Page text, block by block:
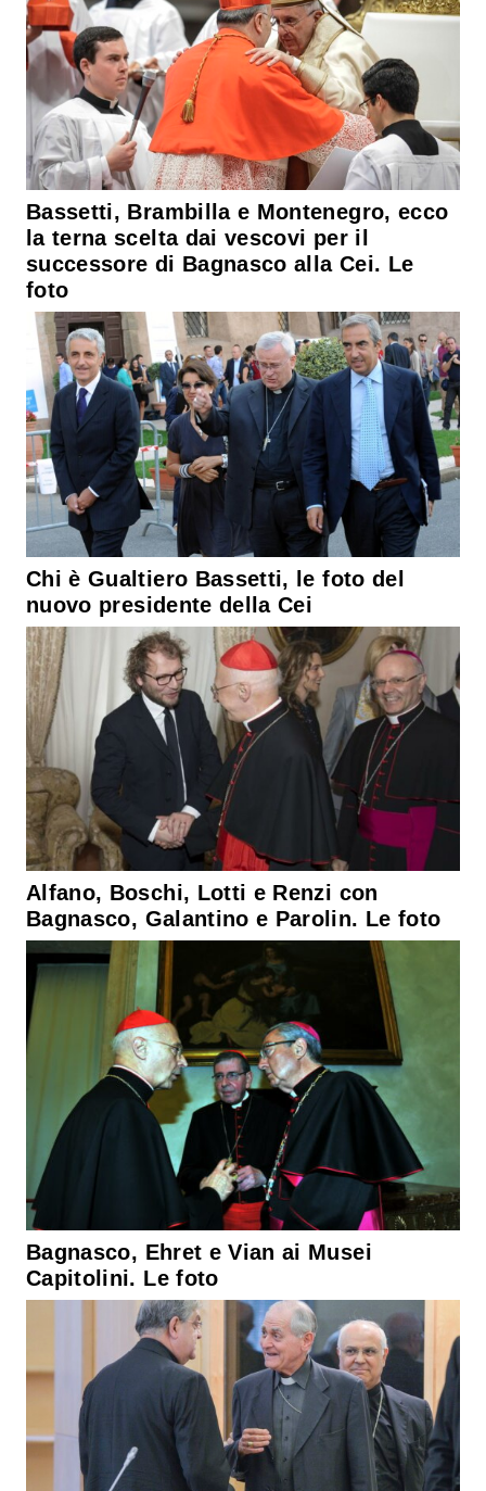
Bassetti, Brambilla e Montenegro, ecco
la terna scelta dai vescovi per il
successore di Bagnasco alla Cei. Le
foto
Chi è Gualtiero Bassetti, le foto del
nuovo presidente della Cei
Alfano, Boschi, Lotti e Renzi con
Bagnasco, Galantino e Parolin. Le foto
Bagnasco, Ehret e Vian ai Musei
Capitolini. Le foto